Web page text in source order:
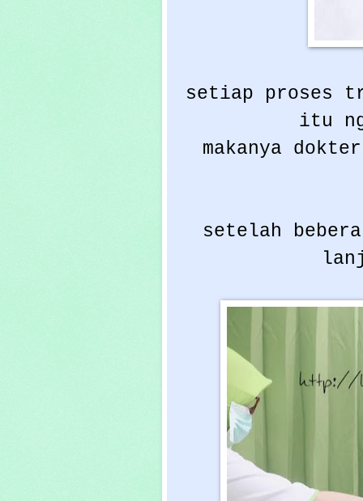
setiap proses
itu
makanya
setelah